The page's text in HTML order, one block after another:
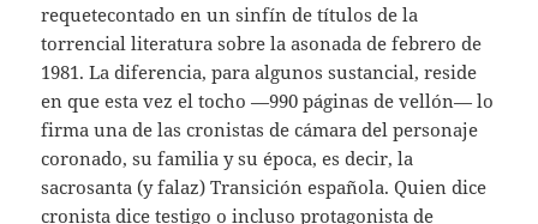
requetecontado en un sinfín de títulos de la
torrencial literatura sobre la asonada de febrero de
1981. La diferencia, para algunos sustancial, reside
en que esta vez el tocho —990 páginas de vellón— lo
firma una de las cronistas de cámara del personaje
coronado, su familia y su época, es decir, la
sacrosanta (y falaz) Transición española. Quien dice
cronista dice testigo o incluso protagonista de